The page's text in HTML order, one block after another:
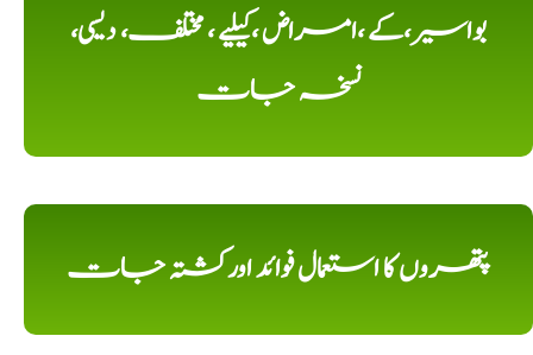
بواسیر،کے ،امراض ،کیلیے ، مختلف، دیسی،
نسخہ جات
پتھروں کا استعمال فوائد اورکشتہ جات